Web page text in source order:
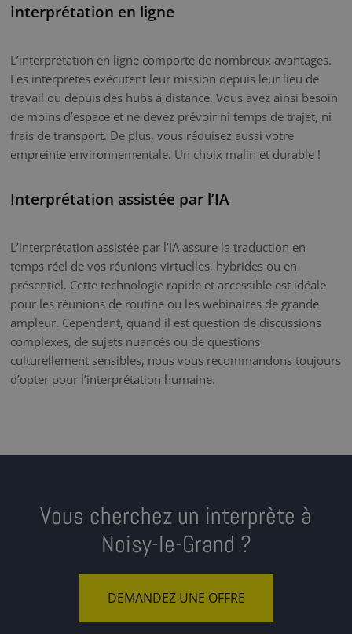
Interprétation en ligne
L’interprétation en ligne comporte de nombreux avantages.
Les interprètes exécutent leur mission depuis leur lieu de
travail ou depuis des hubs à distance. Vous avez ainsi besoin
de moins d’espace et ne devez prévoir ni temps de trajet, ni
frais de transport. De plus, vous réduisez aussi votre
empreinte environnementale. Un choix malin et durable !
Interprétation assistée par l’IA
L’interprétation assistée par l’IA assure la traduction en
temps réel de vos réunions virtuelles, hybrides ou en
présentiel. Cette technologie rapide et accessible est idéale
pour les réunions de routine ou les webinaires de grande
ampleur. Cependant, quand il est question de discussions
complexes, de sujets nuancés ou de questions
culturellement sensibles, nous vous recommandons toujours
d’opter pour l’interprétation humaine.
Vous cherchez un interprète à
Noisy-le-Grand ?
DEMANDEZ UNE OFFRE